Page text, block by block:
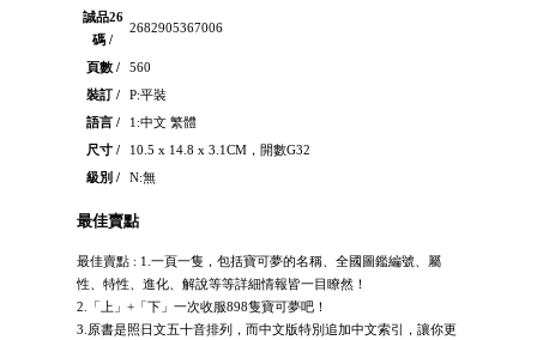
誠品26
碼 /
2682905367006
頁數 /
560
裝訂 /
P:平裝
語言 /
1:中文 繁體
尺寸 /
10.5 x 14.8 x 3.1CM，開數G32
級別 /
N:無
最佳賣點
最佳賣點 : 1.一頁一隻，包括寶可夢的名稱、全國圖鑑編號、屬
性、特性、進化、解說等等詳細情報皆一目瞭然！
2.「上」+「下」一次收服898隻寶可夢吧！
3.原書是照日文五十音排列，而中文版特別追加中文索引，讓你更